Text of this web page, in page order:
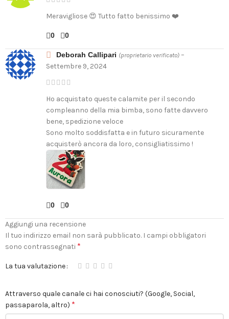
Meravigliose 😍 Tutto fatto benissimo ❤️
0 0
Deborah Callipari (proprietario verificato) –
Settembre 9, 2024
Ho acquistato queste calamite per il secondo
compleanno della mia bimba, sono fatte davvero
bene, spedizione veloce
Sono molto soddisfatta e in futuro sicuramente
acquisterò ancora da loro, consigliatissimo !
0 0
Aggiungi una recensione
Il tuo indirizzo email non sarà pubblicato. I campi obbligatori
sono contrassegnati *
La tua valutazione
Attraverso quale canale ci hai conosciuti? (Google, Social,
passaparola, altro) *